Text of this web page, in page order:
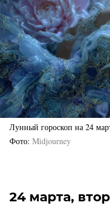
Лунный гороскоп на 24
Фото Midjourney
24 марта,